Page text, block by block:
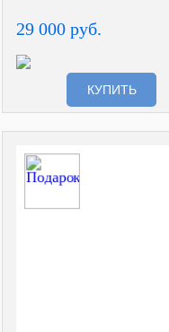
29 000 руб.
КУПИТЬ